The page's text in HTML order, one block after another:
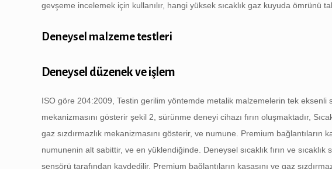
gevşeme incelemek için kullanılır, hangi yüksek sıcaklık gaz kuyuda ömrünü
Deneysel malzeme testleri
Deneysel düzenek ve işlem
ISO göre 204:2009, Testin gerilim yöntemde metalik malzemelerin tek eksenli
mekanizmasını gösterirşekil 2 , sürünme deneyi cihazı fırın oluşmaktadır,
gaz sızdırmazlık mekanizmasını gösterir, ve numune. Premium bağlantıların
numunenin alt sabittir, ve en yüklendiğinde. Deneysel sıcaklık fırın ve
sensörü tarafından kaydedilir. Premium bağlantıların kasasını ve gaz